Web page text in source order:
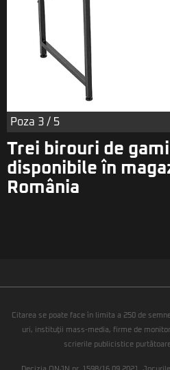
Poza 3 / 5
Trei birouri de
disponibile în
România
Citarea se poate face în limita a 250 de
uri, instituţii mass-media, firme de
scrierile publicistice